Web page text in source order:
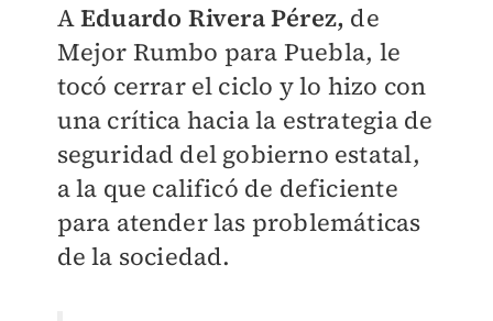
AEduardo Rivera Pérez, de
Mejor Rumbo para Puebla, le
tocó cerrar el ciclo y lo hizo con
una crítica hacia la estrategia de
seguridad del gobierno estatal,
a la que calificó de deficiente
para atender las problemáticas
de la sociedad.